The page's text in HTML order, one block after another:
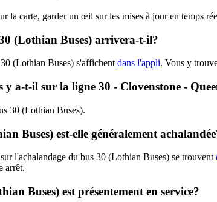
la carte, garder un œil sur les mises à jour en temps
(Lothian Buses) arrivera-t-il?
(Lothian Buses) s'affichent dans l'appli. Vous y
y a-t-il sur la ligne 30 - Clovenstone -
30 (Lothian Buses).
Buses) est-elle généralement
l'achalandage du bus 30 (Lothian Buses) se trouvent
arrêt.
Buses) est présentement en service?